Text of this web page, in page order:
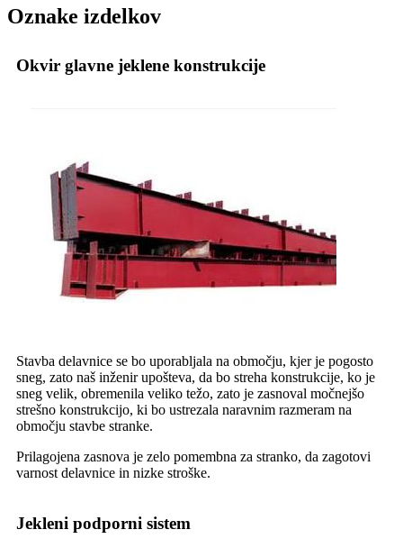
Oznake izdelkov
Okvir glavne jeklene konstrukcije
Stavba delavnice se bo uporabljala na območju, kjer je pogosto
sneg, zato naš inženir upošteva, da bo streha konstrukcije, ko je
sneg velik, obremenila veliko težo, zato je zasnoval močnejšo
strešno konstrukcijo, ki bo ustrezala naravnim razmeram na
območju stavbe stranke.
Prilagojena zasnova je zelo pomembna za stranko, da zagotovi
varnost delavnice in nizke stroške.
Jekleni podporni sistem